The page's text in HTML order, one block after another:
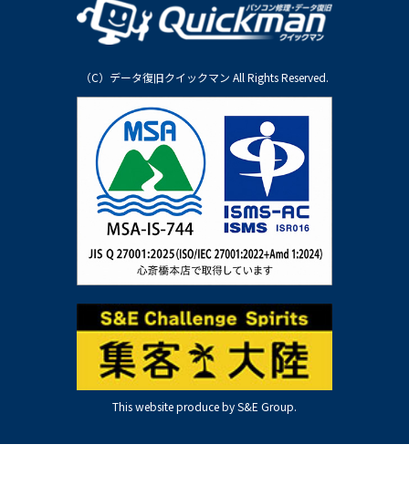
（C）データ復旧クイックマン All Rights Reserved.
This website produce by S&E Group.